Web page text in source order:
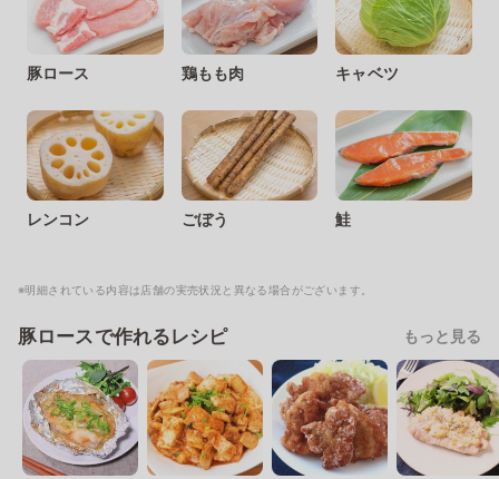
豚ロース 鶏もも肉 キャベツ
レンコン ごぼう 鮭
※明細されている内容は店舗の実売状況と異なる場合がございます。
豚ロースで作れるレシピ もっと見る